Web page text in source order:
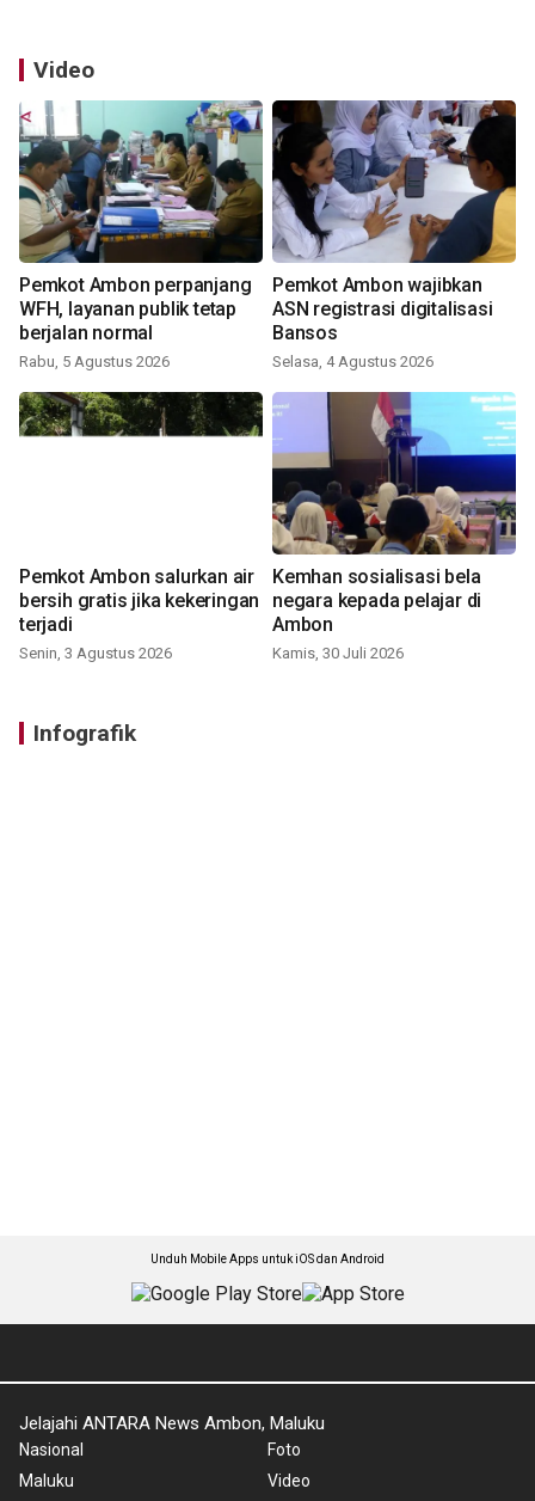
Video
Pemkot Ambon perpanjang
WFH, layanan publik tetap
berjalan normal
Rabu, 5 Agustus 2026
Pemkot Ambon wajibkan
ASN registrasi digitalisasi
Bansos
Selasa, 4 Agustus 2026
Pemkot Ambon salurkan air
bersih gratis jika kekeringan
terjadi
Senin, 3 Agustus 2026
Kemhan sosialisasi bela
negara kepada pelajar di
Ambon
Kamis, 30 Juli 2026
Infografik
Unduh Mobile Apps untuk iOS dan Android
Jelajahi ANTARA News Ambon, Maluku
Nasional
Maluku
Foto
Video